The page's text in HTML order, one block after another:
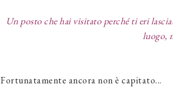
Un posto che hai visitato perché ti eri
luogo,
Fortunatamente ancora non è capitato...